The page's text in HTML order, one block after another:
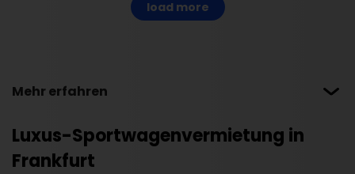
load more
Mehr erfahren
Luxus-Sportwagenvermietung in
Frankfurt